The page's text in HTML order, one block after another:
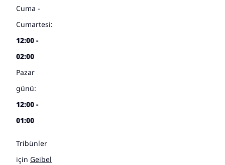
Cuma -
Cumartesi:
12:00 -
02:00
Pazar
günü:
12:00 -
01:00
Tribünler
için Geibel